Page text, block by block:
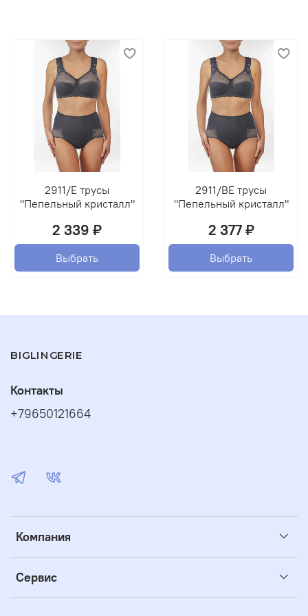
2911/E трусы
"Пепельный кристалл"
2 339 ₽
Выбрать
2911/BE трусы
"Пепельный кристалл"
2 377 ₽
Выбрать
BIGLINGERIE
Компания
Сервис
Контакты
+79650121664